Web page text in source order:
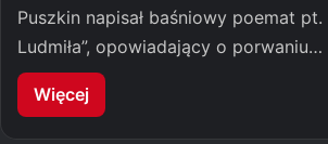
Puszkin napisał baśniowy poemat pt.
Ludmiła”, opowiadający o porwaniu…
Więcej